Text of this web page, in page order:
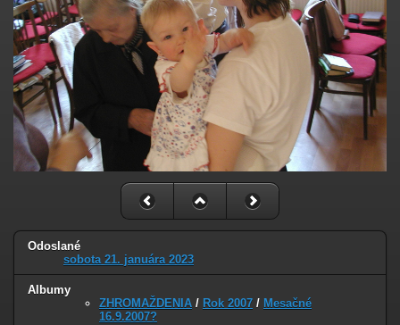
Odoslané
sobota 21. januára 2023
Albumy
ZHROMAŽDENIA / Rok 2007 / Mesačné
16.9.2007?